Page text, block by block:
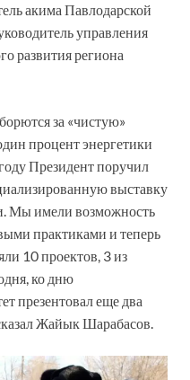
акима Павлодарской
управления
развития региона
за «чистую»
процент энергетики
Президент поручил
выставку
Мы имели возможность
практиками и теперь
10 проектов, 3 из
ко дню
презентовал еще два
Жайык Шарабасов.